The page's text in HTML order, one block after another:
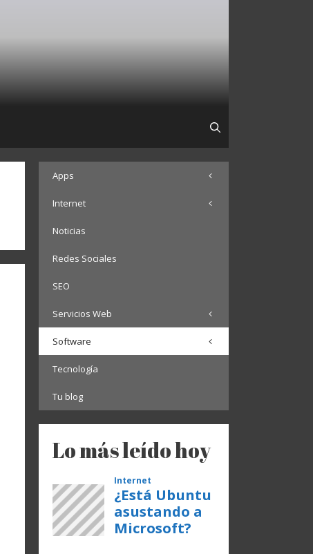
Apps
Internet
Noticias
Redes Sociales
SEO
Servicios Web
Software
Tecnología
Tu blog
Lo más leído hoy